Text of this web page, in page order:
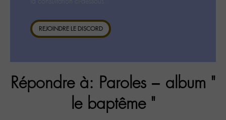
REJOINDRE LE DISCORD
Répondre à: Paroles – album "
le baptême "